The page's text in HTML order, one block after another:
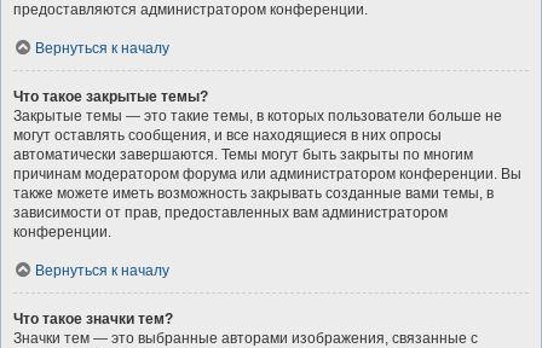
предоставляются администратором конференции.
Вернуться к началу
Что такое закрытые темы?
Закрытые темы — это такие темы, в которых пользователи больше не
могут оставлять сообщения, и все находящиеся в них опросы
автоматически завершаются. Темы могут быть закрыты по многим
причинам модератором форума или администратором конференции. Вы
также можете иметь возможность закрывать созданные вами темы, в
зависимости от прав, предоставленных вам администратором
конференции.
Вернуться к началу
Что такое значки тем?
Значки тем — это выбранные авторами изображения, связанные с